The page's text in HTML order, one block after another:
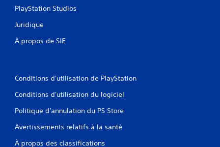
PlayStation Studios
Juridique
À propos de SIE
Conditions d'utilisation de PlayStation
Conditions d'utilisation du logiciel
Politique d'annulation du PS Store
Avertissements relatifs à la santé
À propos des classifications